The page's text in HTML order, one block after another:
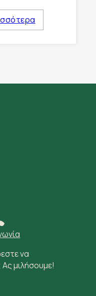
να
μιλήσουμε!